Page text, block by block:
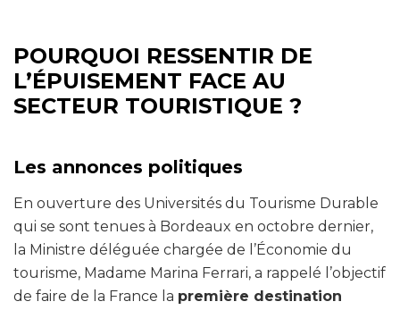
POURQUOI RESSENTIR DE
L’ÉPUISEMENT FACE AU
SECTEUR TOURISTIQUE ?
Les annonces politiques
En ouverture des Universités du Tourisme Durable
qui se sont tenues à Bordeaux en octobre dernier,
la Ministre déléguée chargée de l’Économie du
tourisme, Madame Marina Ferrari, a rappelé l’objectif
de faire de la France la première destination